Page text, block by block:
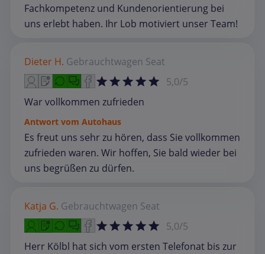
Fachkompetenz und Kundenorientierung bei
uns erlebt haben. Ihr Lob motiviert unser Team!
Dieter H. Gebrauchtwagen Seat
5,0/5
War vollkommen zufrieden
Antwort vom Autohaus
Es freut uns sehr zu hören, dass Sie vollkommen
zufrieden waren. Wir hoffen, Sie bald wieder bei
uns begrüßen zu dürfen.
Katja G. Gebrauchtwagen Seat
5,0/5
Herr Kölbl hat sich vom ersten Telefonat bis zur